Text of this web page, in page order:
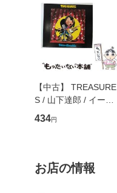
【中古】 TREASURE
S / 山下達郎 / イース
トウエスト・ジャパン
[CD]【メール便送料無
434円
お店の情報